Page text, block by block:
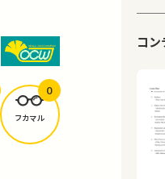
フカマル
0
コ